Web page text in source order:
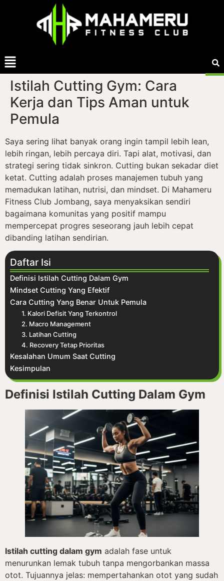
Istilah Cutting Gym: Cara
Kerja dan Tips Aman untuk
Pemula
Saya sering lihat banyak orang ingin tampil lebih lean,
lebih ringan, lebih percaya diri. Tapi alat, motivasi, dan
strategi sering tidak sinkron. Cutting bukan sekadar diet
ketat. Cutting adalah proses manajemen tubuh yang
memadukan latihan, nutrisi, dan mindset. Di Mahameru
Fitness Club Jombang, saya menyaksikan sendiri
bagaimana komunitas yang positif mampu
mempercepat progres seseorang jauh lebih cepat
dibanding latihan sendirian.
Daftar Isi
Definisi Istilah Cutting Dalam Gym
Mindset Cutting Yang Efektif
Cara Cutting Yang Benar Untuk Pemula
1. Kalori Defisit Yang Terkontrol
2. Macro Management
3. Latihan Cutting
4. Recovery Tetap Prioritas
Kesalahan Umum Saat Cutting
Kesimpulan
Definisi Istilah Cutting Dalam Gym
Istilah cutting dalam gym adalah fase untuk
menurunkan lemak tubuh tanpa mengorbankan massa
otot. Tujuannya jelas: mempertahankan otot yang sudah